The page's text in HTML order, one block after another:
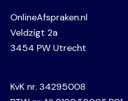
OnlineAfspraken.nl
Veldzigt 2a
3454 PW Utrecht
KvK nr. 34295008